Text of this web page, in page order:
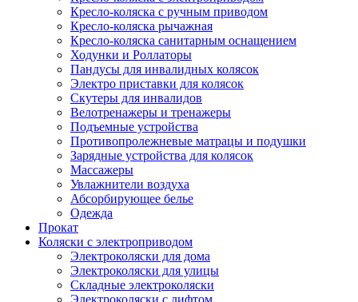
Кресло-коляска с ручным приводом
Кресло-коляска рычажная
Кресло-коляска санитарным оснащением
Ходунки и Роллаторы
Пандусы для инвалидных колясок
Электро приставки для колясок
Скутеры для инвалидов
Велотренажеры и тренажеры
Подъемные устройства
Противопролежневые матрацы и подушки
Зарядные устройства для колясок
Массажеры
Увлажнители воздуха
Абсорбирующее белье
Одежда
Прокат
Коляски с электроприводом
Электроколяски для дома
Электроколяски для улицы
Складные электроколяски
Электроколяски с лифтом